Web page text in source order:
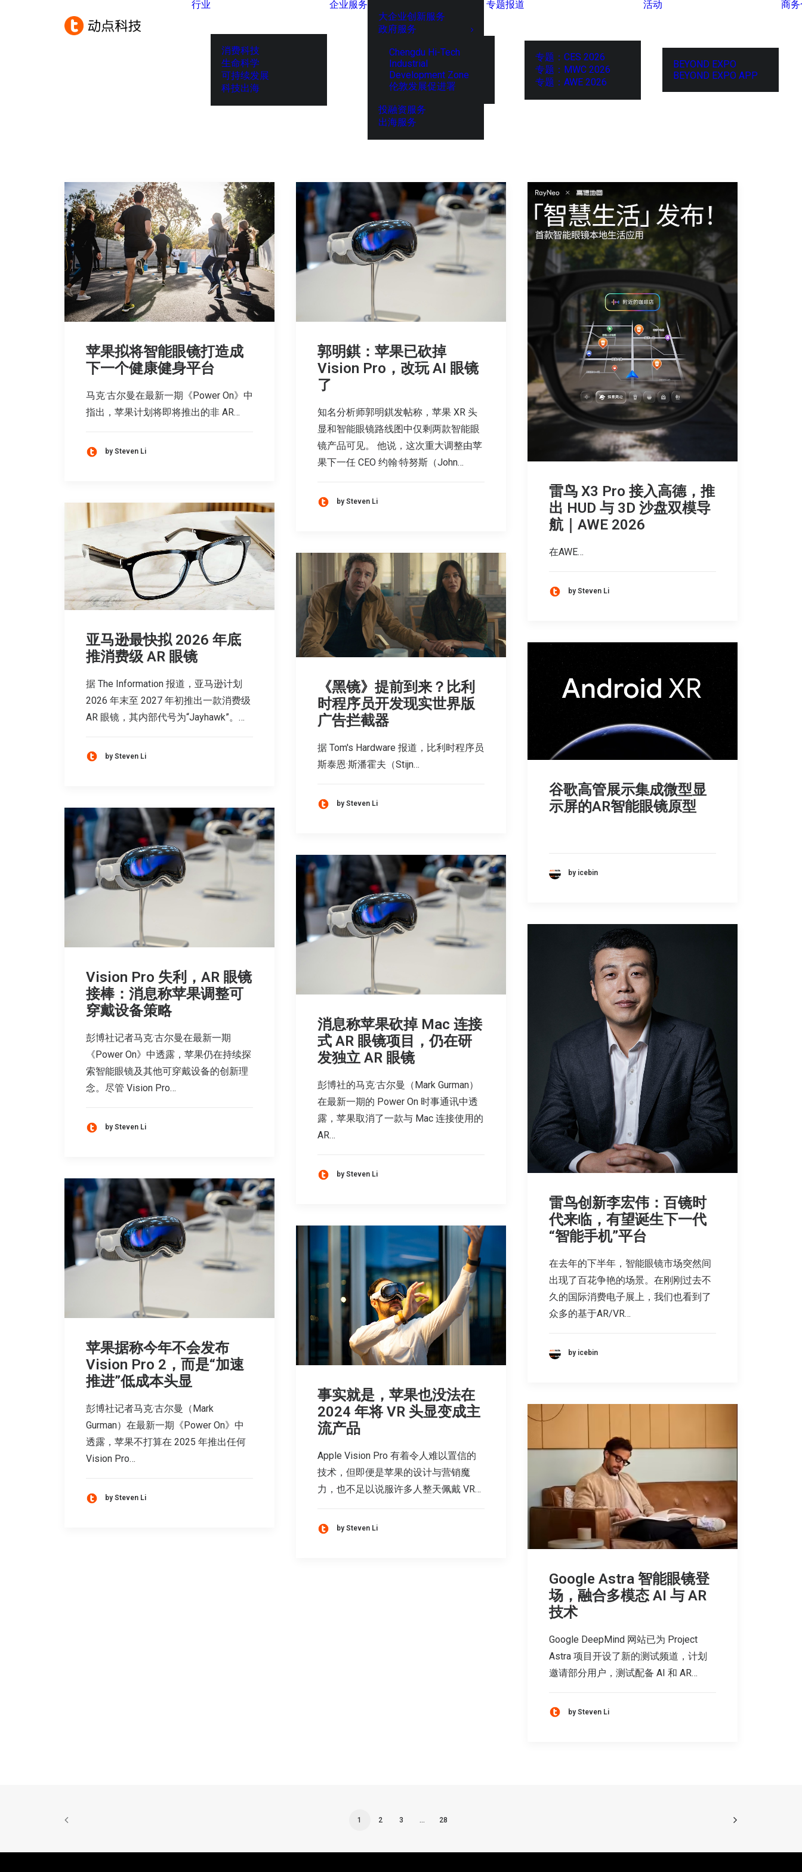
行业
消费科技
生命科学
可持续发展
科技出海
企业服务
大企业创新服务
政府服务
Chengdu Hi-Tech
Industrial
Development Zone
伦敦发展促进署
投融资服务
出海服务
专题报道
专题：CES 2026
专题：MWC 2026
专题：AWE 2026
活动
BEYOND EXPO
BEYOND EXPO APP
商
苹果拟将智能眼镜打造成
下一个健康健身平台
马克·古尔曼在最新一期《Power On》中
指出，苹果计划将即将推出的非 AR…
by Steven Li
郭明錤：苹果已砍掉
Vision Pro，改玩 AI 眼镜
了
知名分析师郭明錤发帖称，苹果 XR 头
显和智能眼镜路线图中仅剩两款智能眼
镜产品可见。 他说，这次重大调整由苹
果下一任 CEO 约翰·特努斯（John…
by Steven Li
雷鸟 X3 Pro 接入高德，推
出 HUD 与 3D 沙盘双模导
航｜AWE 2026
在AWE…
by Steven Li
亚马逊最快拟 2026 年底
推消费级 AR 眼镜
据 The Information 报道，亚马逊计划
2026 年末至 2027 年初推出一款消费级
AR 眼镜，其内部代号为“Jayhawk”。…
by Steven Li
《黑镜》提前到来？比利
时程序员开发现实世界版
广告拦截器
据 Tom's Hardware 报道，比利时程序员
斯泰恩·斯潘霍夫（Stijn…
by Steven Li
谷歌高管展示集成微型显
示屏的AR智能眼镜原型
by icebin
Vision Pro 失利，AR 眼镜
接棒：消息称苹果调整可
穿戴设备策略
彭博社记者马克·古尔曼在最新一期
《Power On》中透露，苹果仍在持续探
索智能眼镜及其他可穿戴设备的创新理
念。尽管 Vision Pro…
by Steven Li
消息称苹果砍掉 Mac 连接
式 AR 眼镜项目，仍在研
发独立 AR 眼镜
彭博社的马克·古尔曼（Mark Gurman）
在最新一期的 Power On 时事通讯中透
露，苹果取消了一款与 Mac 连接使用的
AR…
by Steven Li
雷鸟创新李宏伟：百镜时
代来临，有望诞生下一代
“智能手机”平台
在去年的下半年，智能眼镜市场突然间
出现了百花争艳的场景。在刚刚过去不
久的国际消费电子展上，我们也看到了
众多的基于AR/VR…
by icebin
苹果据称今年不会发布
Vision Pro 2，而是“加速
推进”低成本头显
彭博社记者马克·古尔曼（Mark
Gurman）在最新一期《Power On》中
透露，苹果不打算在 2025 年推出任何
Vision Pro…
by Steven Li
事实就是，苹果也没法在
2024 年将 VR 头显变成主
流产品
Apple Vision Pro 有着令人难以置信的
技术，但即便是苹果的设计与营销魔
力，也不足以说服许多人整天佩戴 VR…
by Steven Li
Google Astra 智能眼镜登
场，融合多模态 AI 与 AR
技术
Google DeepMind 网站已为 Project
Astra 项目开设了新的测试频道，计划
邀请部分用户，测试配备 AI 和 AR…
by Steven Li
1 2 3 … 28